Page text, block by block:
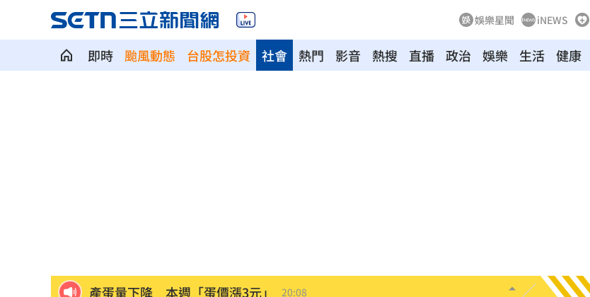
娛樂星聞 iNEWS
即時 颱風動態 台股怎投資 熱門 影音 熱搜 直播 政治
社會 娛樂 生活 健康
首次影像被打臉 伊朗新最高領袖傳病危 20:30
KISS OF LIFE飆唱 秀經典擦汗全場瘋掉